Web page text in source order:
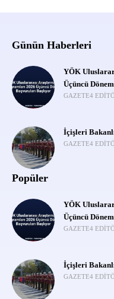
Günün Haberleri
YÖK
Üçüncü
GAZETE4
İçişleri
GAZETE4
Popüler
YÖK
Üçüncü
GAZETE4
İçişleri
GAZETE4